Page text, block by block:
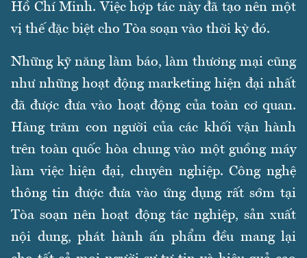
Hồ Chí Minh. Việc hợp tác này đã tạo nên một
vị thế đặc biệt cho Tòa soạn vào thời kỳ đó.
Những kỹ năng làm báo, làm thương mại cũng
như những hoạt động marketing hiện đại nhất
đã được đưa vào hoạt động của toàn cơ quan.
Hàng trăm con người của các khối vận hành
trên toàn quốc hòa chung vào một guồng máy
làm việc hiện đại, chuyên nghiệp. Công nghệ
thông tin được đưa vào ứng dụng rất sớm tại
Tòa soạn nên hoạt động tác nghiệp, sản xuất
nội dung, phát hành ấn phẩm đều mang lại